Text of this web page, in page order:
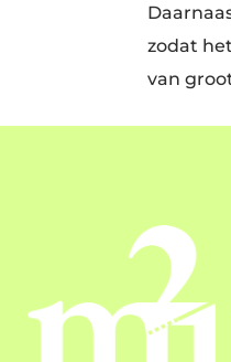
zodat
van